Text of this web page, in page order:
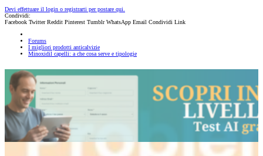
Devi effettuare il login o registrarti per postare qui.
Condividi:
Facebook Twitter Reddit Pinterest Tumblr WhatsApp Email Condividi Link
Forums
I migliori prodotti anticalvizie
Minoxidil capelli: a che cosa serve e tipologie